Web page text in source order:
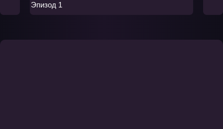
Эпизод 1